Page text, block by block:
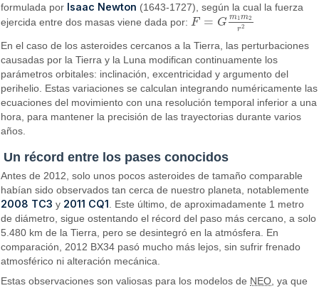
formulada por Isaac Newton (1643-1727), según la cual la fuerza
ejercida entre dos masas viene dada por: F = G m1m2
r2
F= Gm1m2r2
En el caso de los asteroides cercanos a la Tierra, las perturbaciones
causadas por la Tierra y la Luna modifican continuamente los
parámetros orbitales: inclinación, excentricidad y argumento del
perihelio. Estas variaciones se calculan integrando numéricamente las
ecuaciones del movimiento con una resolución temporal inferior a una
hora, para mantener la precisión de las trayectorias durante varios
años.
Un récord entre los pases conocidos
Antes de 2012, solo unos pocos asteroides de tamaño comparable
habían sido observados tan cerca de nuestro planeta, notablemente
2008 TC3 y 2011 CQ1 . Este último, de aproximadamente 1 metro
de diámetro, sigue ostentando el récord del paso más cercano, a solo
5.480 km de la Tierra, pero se desintegró en la atmósfera. En
comparación, 2012 BX34 pasó mucho más lejos, sin sufrir frenado
atmosférico ni alteración mecánica.
Estas observaciones son valiosas para los modelos de NEO, ya que